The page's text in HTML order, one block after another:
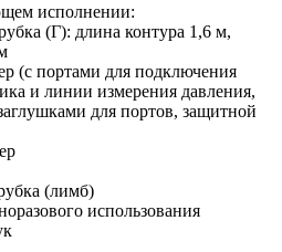
исполнении:
(Г): длина контура 1,6 м,
(с портами для подключения
и линии измерения давления,
для портов, защитной
(лимб)
использования